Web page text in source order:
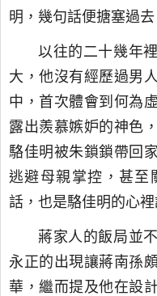
明，幾句話便搪塞過去
以往的二十幾年
大，他沒有經歷過男
中，首次體會到何為
露出羨慕嫉妒的神色
駱佳明被朱鎖鎖帶回
逃避母親掌控，甚至
話，也是駱佳明的心裡
蔣家人的飯局並
永正的出現讓蔣南孫
華，繼而提及他在設